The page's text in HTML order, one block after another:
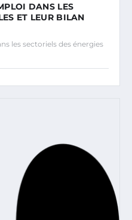
DANS LES
ET LEUR BILAN
les sectoriels des énergies